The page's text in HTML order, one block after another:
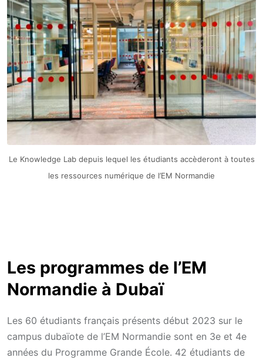
Le Knowledge Lab depuis lequel les étudiants accèderont à toutes
les ressources numérique de l’EM Normandie
Les programmes de l’EM
Normandie à Dubaï
Les 60 étudiants français présents début 2023 sur le
campus dubaïote de l’EM Normandie sont en 3e et 4e
années du Programme Grande École. 42 étudiants de